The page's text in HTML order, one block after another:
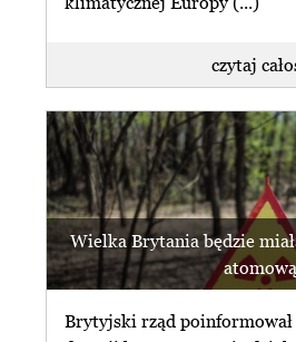
czytaj
Wielka Brytania będzie
atomową
Brytyjski rząd